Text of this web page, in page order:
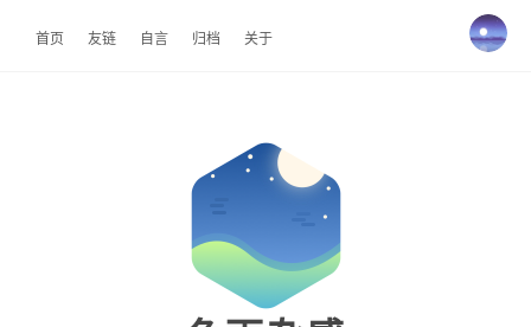
首页 友链 自言 归档 关于